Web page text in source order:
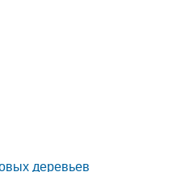
деревьев